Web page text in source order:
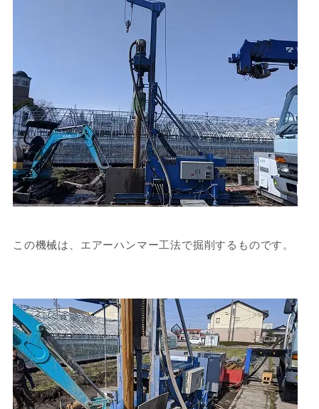
この機械は、エアーハンマー工法で掘削するものです。